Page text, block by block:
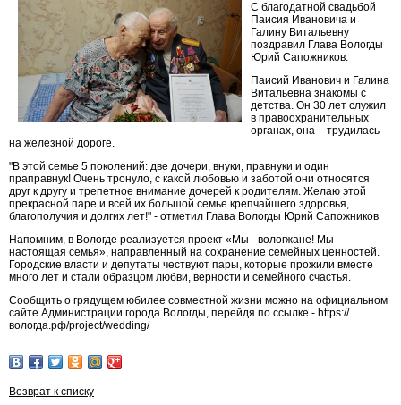
С благодатной свадьбой
Паисия Ивановича и
Галину Витальевну
поздравил Глава Вологды
Юрий Сапожников.
Паисий Иванович и Галина
Витальевна знакомы с
детства. Он 30 лет служил
в правоохранительных
органах, она – трудилась
на железной дороге.
"В этой семье 5 поколений: две дочери, внуки, правнуки и один
праправнук! Очень тронуло, с какой любовью и заботой они относятся
друг к другу и трепетное внимание дочерей к родителям. Желаю этой
прекрасной паре и всей их большой семье крепчайшего здоровья,
благополучия и долгих лет!" - отметил Глава Вологды Юрий Сапожников
Напомним, в Вологде реализуется проект «Мы - вологжане! Мы
настоящая семья», направленный на сохранение семейных ценностей.
Городские власти и депутаты чествуют пары, которые прожили вместе
много лет и стали образцом любви, верности и семейного счастья.
Сообщить о грядущем юбилее совместной жизни можно на официальном
сайте Администрации города Вологды, перейдя по ссылке - https://
вологда.рф/project/wedding/
Возврат к списку